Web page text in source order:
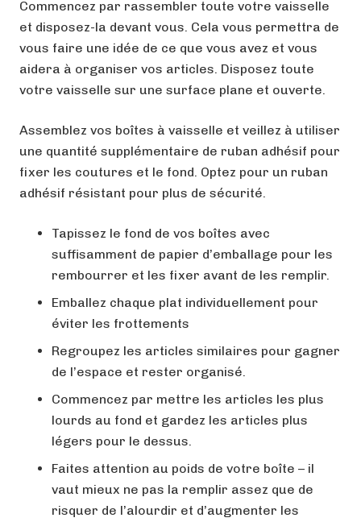
Commencez par rassembler toute votre vaisselle
et disposez-la devant vous. Cela vous permettra de
vous faire une idée de ce que vous avez et vous
aidera à organiser vos articles. Disposez toute
votre vaisselle sur une surface plane et ouverte.
Assemblez vos boîtes à vaisselle et veillez à utiliser
une quantité supplémentaire de ruban adhésif pour
fixer les coutures et le fond. Optez pour un ruban
adhésif résistant pour plus de sécurité.
Tapissez le fond de vos boîtes avec
suffisamment de papier d’emballage pour les
rembourrer et les fixer avant de les remplir.
Emballez chaque plat individuellement pour
éviter les frottements
Regroupez les articles similaires pour gagner
de l’espace et rester organisé.
Commencez par mettre les articles les plus
lourds au fond et gardez les articles plus
légers pour le dessus.
Faites attention au poids de votre boîte – il
vaut mieux ne pas la remplir assez que de
risquer de l’alourdir et d’augmenter les